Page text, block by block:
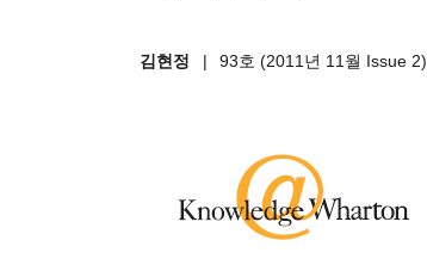
김현정 | 93호 (2011년 11월 Issue 2)